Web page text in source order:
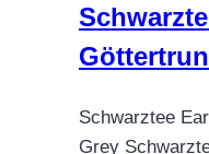
Schwarztee
Grey